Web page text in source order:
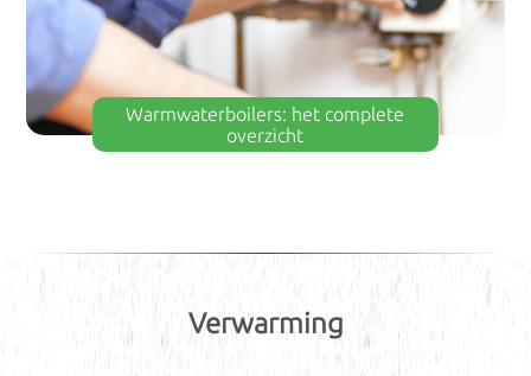
Warmwaterboilers: het complete
overzicht
Verwarming